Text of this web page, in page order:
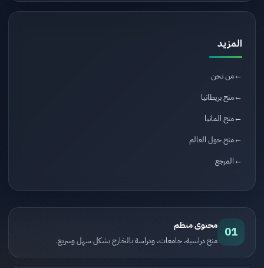
المزيد
من نحن
منح بريطانيا
منح المانيا
منح حول العالم
المرجع
01 محتوى منظم
منح دراسية، جامعات، ودراسة بالخارج بشكل سهل وسريع.